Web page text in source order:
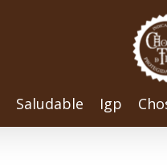
Saludable Igp